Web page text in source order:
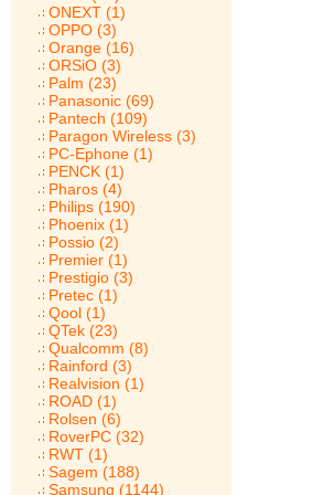
ONEXT (1)
OPPO (3)
Orange (16)
ORSiO (3)
Palm (23)
Panasonic (69)
Pantech (109)
Paragon Wireless (3)
PC-Ephone (1)
PENCK (1)
Pharos (4)
Philips (190)
Phoenix (1)
Possio (2)
Premier (1)
Prestigio (3)
Pretec (1)
Qool (1)
QTek (23)
Qualcomm (8)
Rainford (3)
Realvision (1)
ROAD (1)
Rolsen (6)
RoverPC (32)
RWT (1)
Sagem (188)
Samsung (1144)